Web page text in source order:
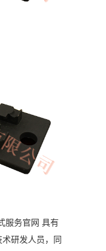
服务官网 具有
研发人员，同